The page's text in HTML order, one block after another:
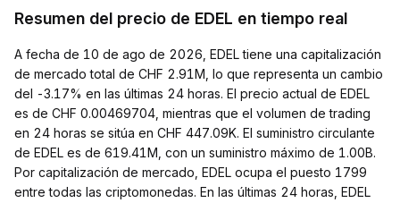
Resumen del precio de EDEL en tiempo real
A fecha de 10 de ago de 2026, EDEL tiene una capitalización
de mercado total de CHF 2.91M, lo que representa un cambio
del -3.17% en las últimas 24 horas. El precio actual de EDEL
es de CHF 0.00469704, mientras que el volumen de trading
en 24 horas se sitúa en CHF 447.09K. El suministro circulante
de EDEL es de 619.41M, con un suministro máximo de 1.00B.
Por capitalización de mercado, EDEL ocupa el puesto 1799
entre todas las criptomonedas. En las últimas 24 horas, EDEL